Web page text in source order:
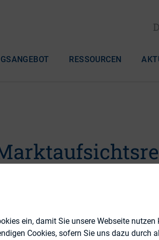
RESSOURCEN
ein, damit Sie unsere Webseite
Cookies, sofern Sie uns dazu durch